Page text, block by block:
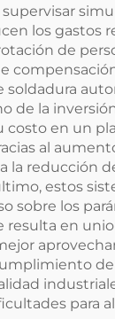
los gastos
de
soldadura
de la
en un
al
la reducción
estos
sobre los
resulta en
para